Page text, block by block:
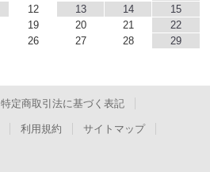
12 13 14
15
19 20 21
22
26 27 28
29
特定商取引法に基づく表記
利用規約 サイトマップ